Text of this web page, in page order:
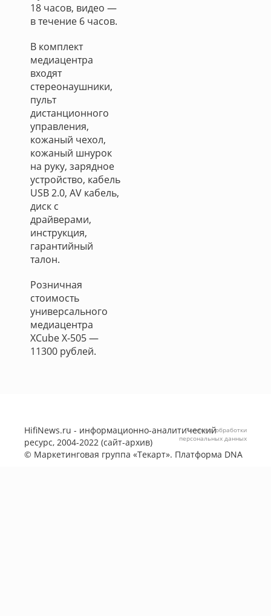
18 часов, видео —
в течение 6 часов.
В комплект
медиацентра
входят
стереонаушники,
пульт
дистанционного
управления,
кожаный чехол,
кожаный шнурок
на руку, зарядное
устройство, кабель
USB 2.0, AV кабель,
диск с
драйверами,
инструкция,
гарантийный
талон.
Розничная
стоимость
универсального
медиацентра
XСube X-505 —
11300 рублей.
HifiNews.ru - информационно-аналитический
ресурс, 2004-2022 (сайт-архив)
© Маркетинговая группа «Текарт». Платформа DNA
Политика обработки
персональных данных